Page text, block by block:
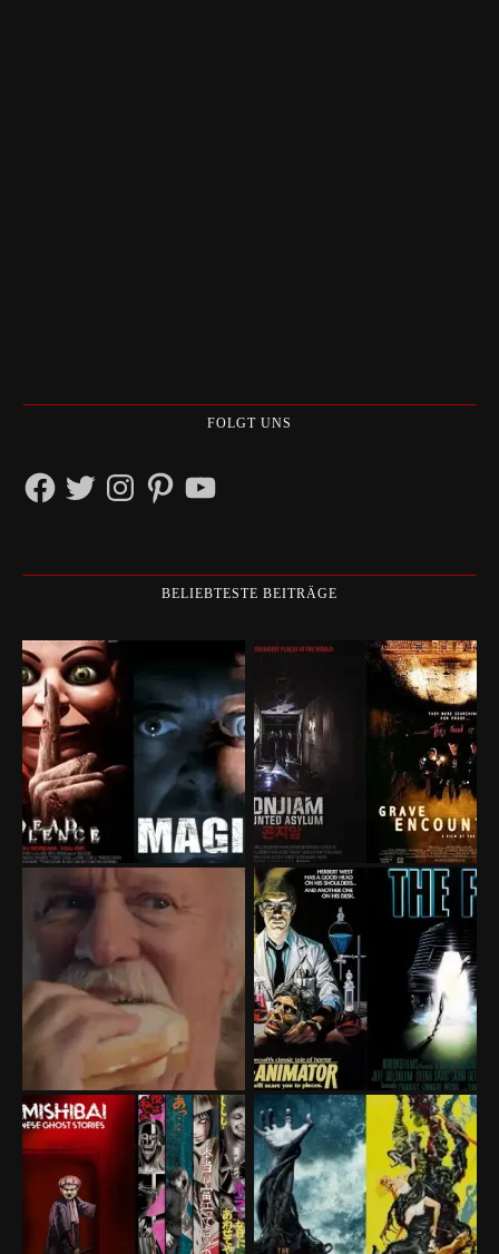
FOLGT UNS
FacebookTwitterInstagramPinterestYouTube
BELIEBTESTE BEITRÄGE